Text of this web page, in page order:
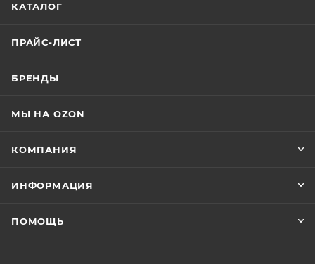
КАТАЛОГ
ПРАЙС-ЛИСТ
БРЕНДЫ
МЫ НА OZON
КОМПАНИЯ
ИНФОРМАЦИЯ
ПОМОЩЬ